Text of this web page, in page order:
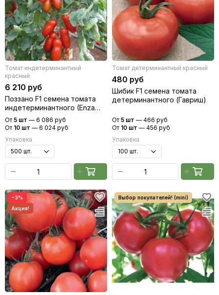
Томат индетерминантный
красный
6 210 руб
Поззано F1 семена томата
индетерминантного (Enza
Zaden / Энза Заден)
От 5 шт — 6 086 руб
От 10 шт — 6 024 руб
Упаковка
Томат детерминантный красный
480 руб
Шибик F1 семена томата
детерминантного (Гавриш)
От 5 шт — 466 руб
От 10 шт — 456 руб
Упаковка
−3%